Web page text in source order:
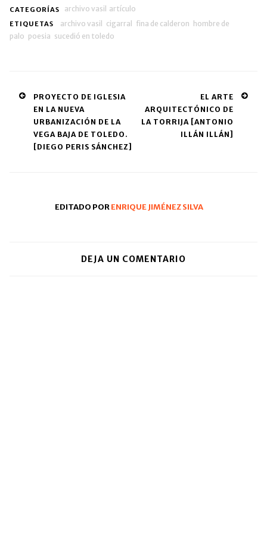
CATEGORÍAS archivo vasil artículo
ETIQUETAS archivo vasil cigarral fina de calderon hombre de
palo poesia sucedió en toledo
Post
navigation
PROYECTO DE IGLESIA
EN LA NUEVA
URBANIZACIÓN DE LA
VEGA BAJA DE TOLEDO.
[DIEGO PERIS SÁNCHEZ]
EL ARTE
ARQUITECTÓNICO DE
LA TORRIJA [ANTONIO
ILLÁN ILLÁN]
EDITADO PORENRIQUE JIMÉNEZ SILVA
DEJA UN COMENTARIO